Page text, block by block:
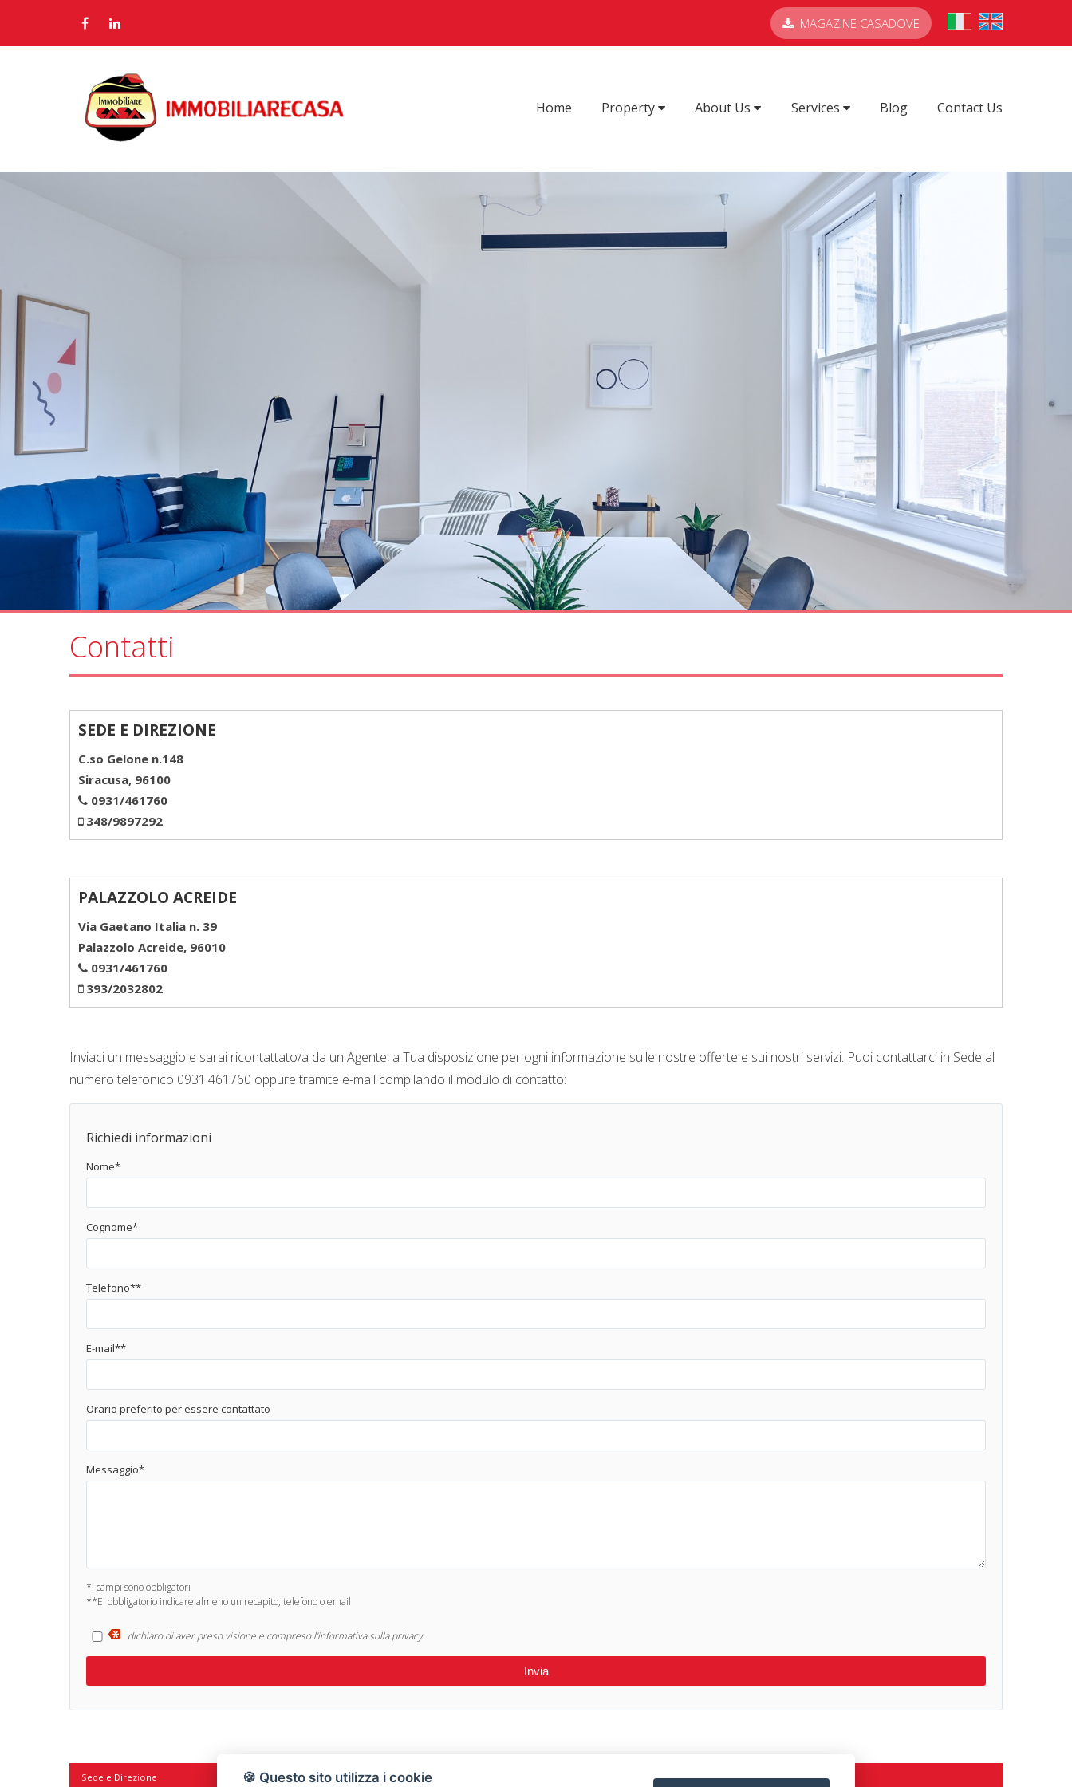
MAGAZINE CASADOVE
Home Property About Us Services Blog Contact Us
Contatti
SEDE E DIREZIONE
C.so Gelone n.148
Siracusa, 96100
0931/461760
348/9897292
PALAZZOLO ACREIDE
Via Gaetano Italia n. 39
Palazzolo Acreide, 96010
0931/461760
393/2032802
Inviaci un messaggio e sarai ricontattato/a da un Agente, a Tua disposizione per ogni informazione sulle nostre offerte e sui nostri servizi. Puoi contattarci in Sede al
numero telefonico 0931.461760 oppure tramite e-mail compilando il modulo di contatto:
Richiedi informazioni
Nome*
Cognome*
Telefono**
E-mail**
Orario preferito per essere contattato
Messaggio*
*I campi sono obbligatori
**E' obbligatorio indicare almeno un recapito, telefono o email
dichiaro di aver preso visione e compreso l'informativa sulla privacy
Sede e Direzione 🍪 Questo sito utilizza i cookie